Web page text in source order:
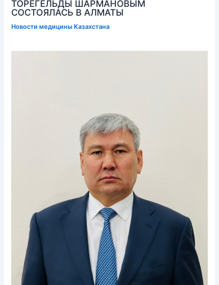
ТОРЕГЕЛЬДЫ ШАРМАНОВЫМ
СОСТОЯЛАСЬ В АЛМАТЫ
Новости медицины Казахстана